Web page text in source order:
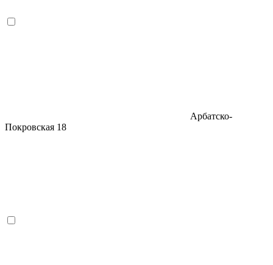
Арбатско-
Покровская 18